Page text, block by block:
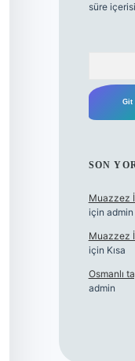
süre
SON
Muazzez
için admin
Muazzez
için Kısa
Osmanlı
admin